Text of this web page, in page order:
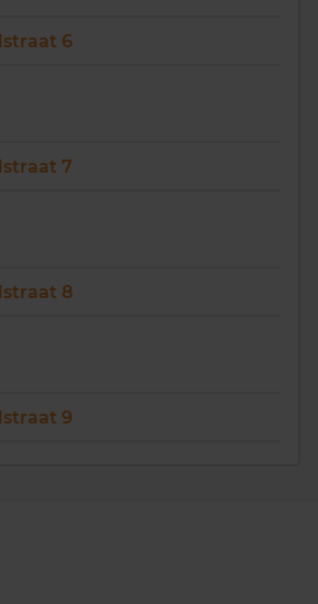
6
7
8
9